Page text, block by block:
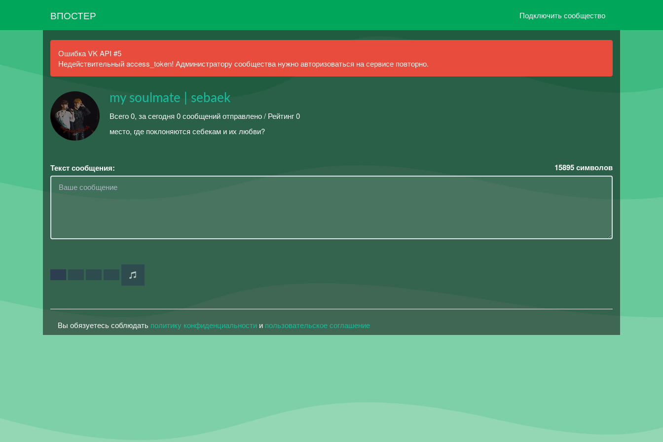
ВПОСТЕР Подключить сообщество
Ошибка VK API #5
Недействительный access_token! Администратору сообщества нужно авторизоваться на сервисе повторно.
my soulmate | sebaek
Всего 0, за сегодня 0 сообщений отправлено / Рейтинг 0
место, где поклоняются себекам и их любви?
Текст сообщения: 15895символов
Вы обязуетесь соблюдать политику конфиденциальности и пользовательское соглашение